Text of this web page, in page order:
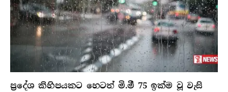
ප්‍රදේශ කිහිපයකට හෙටත් මි.මී 75 ඉක්ම වූ වැසි